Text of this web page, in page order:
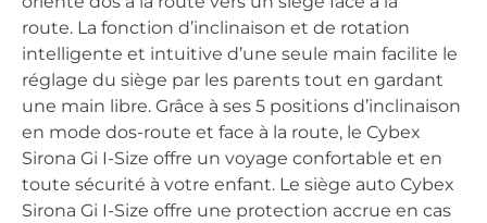
route. La fonction d’inclinaison et de rotation
intelligente et intuitive d’une seule main facilite le
réglage du siège par les parents tout en gardant
une main libre. Grâce à ses 5 positions d’inclinaison
en mode dos-route et face à la route, le Cybex
Sirona Gi I-Size offre un voyage confortable et en
toute sécurité à votre enfant. Le siège auto Cybex
Sirona Gi I-Size offre une protection accrue en cas